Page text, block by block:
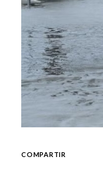
COMPARTIR